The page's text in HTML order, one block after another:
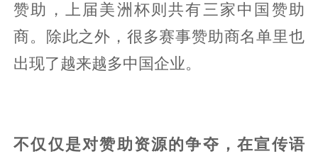
赞助，上届美洲杯则共有三家中国赞助
商。除此之外，很多赛事赞助商名单里也
出现了越来越多中国企业。
不仅仅是对赞助资源的争夺，在宣传语